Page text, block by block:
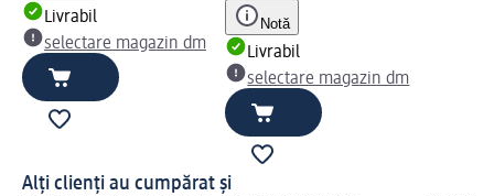
Livrabil
selectare magazin dm
Notă
Livrabil
selectare magazin dm
Alți clienți au cumpărat și